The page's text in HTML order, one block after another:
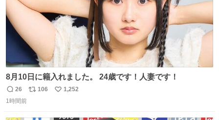
8月10日に籍入れました。 24歳です！人妻です！
返
信
26
リ
106
い
1,252
1時間前